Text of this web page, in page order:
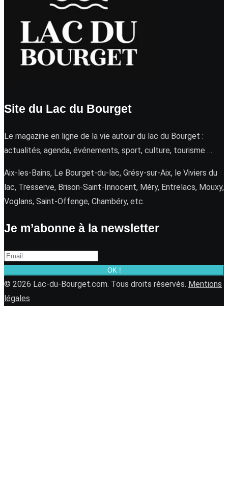
Site du Lac du Bourget
Le magazine en ligne de la vie autour du lac du Bourget :
actualités, agenda, événements, sport, culture, tourisme …
Aix-les-Bains, Le Bourget-du-lac, Grésy-sur-Aix, le Viviers du
lac, Tresserve, Brison-Saint-Innocent, Méry, Entrelacs, Mouxy,
Voglans, Saint-Offenge, Chambéry, etc.
Je m’abonne à la newsletter
OK !
© 2026 Lac-du-Bourget.com. Tous droits réservés. Mentions
légales